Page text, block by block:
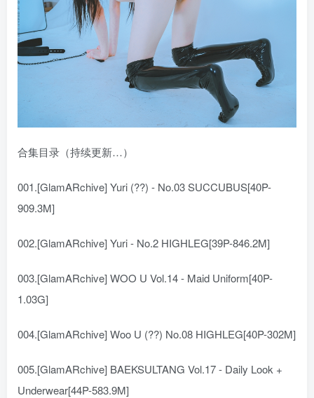
合集目录（持续更新…）
001.[GlamARchive] Yuri (??) - No.03 SUCCUBUS[40P-
909.3M]
002.[GlamARchive] Yuri - No.2 HIGHLEG[39P-846.2M]
003.[GlamARchive] WOO U Vol.14 - Maid Uniform[40P-
1.03G]
004.[GlamARchive] Woo U (??) No.08 HIGHLEG[40P-302M]
005.[GlamARchive] BAEKSULTANG Vol.17 - Daily Look +
Underwear[44P-583.9M]